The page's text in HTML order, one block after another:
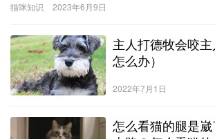
…
猫咪知识 2023年6月9日
主人打德牧会咬
怎么办）
2022年7月1日
怎么看猫的腿是